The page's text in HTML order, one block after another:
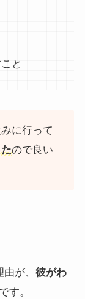
と
に行って
ので良い
が、 彼がわ
す。